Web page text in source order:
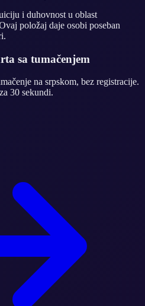
i duhovnost u oblast
položaj daje osobi poseban
sa tumačenjem
na srpskom, bez registracije.
30 sekundi.